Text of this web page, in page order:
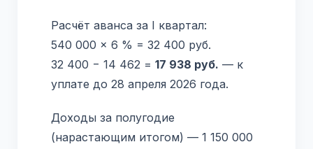
Расчёт аванса за I квартал:
540 000 × 6 % = 32 400 руб.
32 400 − 14 462 = 17 938 руб. — к
уплате до 28 апреля 2026 года.
Доходы за полугодие
(нарастающим итогом) — 1 150 000